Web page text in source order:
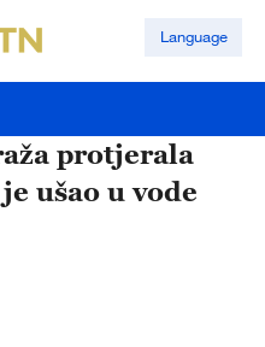
Language
protjerala
ušao u vode